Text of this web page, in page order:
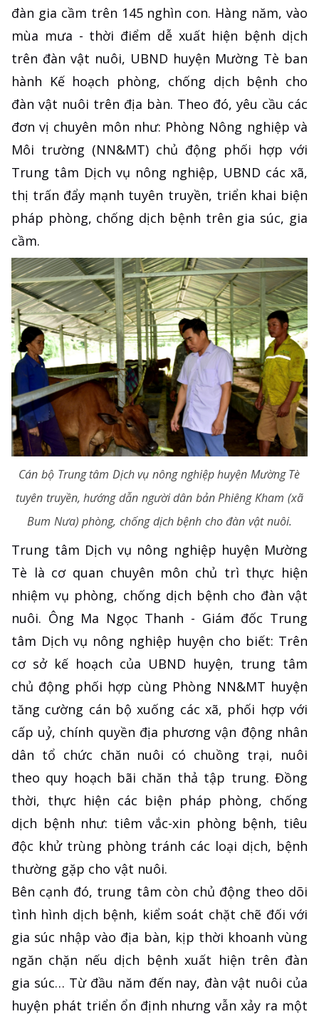
đàn gia cầm trên 145 nghìn con. Hàng năm, vào
mùa mưa - thời điểm dễ xuất hiện bệnh dịch
trên đàn vật nuôi, UBND huyện Mường Tè ban
hành Kế hoạch phòng, chống dịch bệnh cho
đàn vật nuôi trên địa bàn. Theo đó, yêu cầu các
đơn vị chuyên môn như: Phòng Nông nghiệp và
Môi trường (NN&MT) chủ động phối hợp với
Trung tâm Dịch vụ nông nghiệp, UBND các xã,
thị trấn đẩy mạnh tuyên truyền, triển khai biện
pháp phòng, chống dịch bệnh trên gia súc, gia
cầm.
Cán bộ Trung tâm Dịch vụ nông nghiệp huyện Mường Tè
tuyên truyền, hướng dẫn người dân bản Phiêng Kham (xã
Bum Nưa) phòng, chống dịch bệnh cho đàn vật nuôi.
Trung tâm Dịch vụ nông nghiệp huyện Mường
Tè là cơ quan chuyên môn chủ trì thực hiện
nhiệm vụ phòng, chống dịch bệnh cho đàn vật
nuôi. Ông Ma Ngọc Thanh - Giám đốc Trung
tâm Dịch vụ nông nghiệp huyện cho biết: Trên
cơ sở kế hoạch của UBND huyện, trung tâm
chủ động phối hợp cùng Phòng NN&MT huyện
tăng cường cán bộ xuống các xã, phối hợp với
cấp uỷ, chính quyền địa phương vận động nhân
dân tổ chức chăn nuôi có chuồng trại, nuôi
theo quy hoạch bãi chăn thả tập trung. Đồng
thời, thực hiện các biện pháp phòng, chống
dịch bệnh như: tiêm vắc-xin phòng bệnh, tiêu
độc khử trùng phòng tránh các loại dịch, bệnh
thường gặp cho vật nuôi.
Bên cạnh đó, trung tâm còn chủ động theo dõi
tình hình dịch bệnh, kiểm soát chặt chẽ đối với
gia súc nhập vào địa bàn, kịp thời khoanh vùng
ngăn chặn nếu dịch bệnh xuất hiện trên đàn
gia súc… Từ đầu năm đến nay, đàn vật nuôi của
huyện phát triển ổn định nhưng vẫn xảy ra một